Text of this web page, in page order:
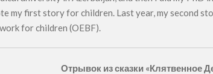
my first story for children. Last year, my second
for children (OEBF).
Отрывок из сказки «Клятвенное